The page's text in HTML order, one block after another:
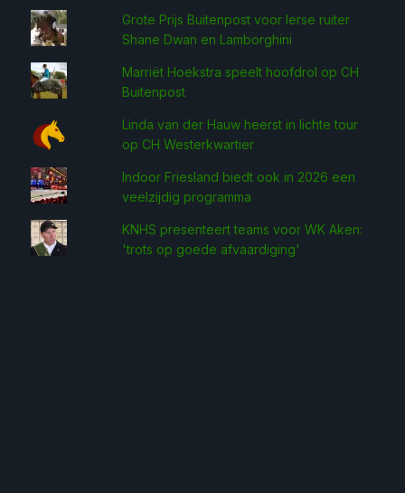
Grote Prijs Buitenpost voor Ierse ruiter
Shane Dwan en Lamborghini
Marriët Hoekstra speelt hoofdrol op CH
Buitenpost
Linda van der Hauw heerst in lichte tour
op CH Westerkwartier
Indoor Friesland biedt ook in 2026 een
veelzijdig programma
KNHS presenteert teams voor WK Aken:
'trots op goede afvaardiging'